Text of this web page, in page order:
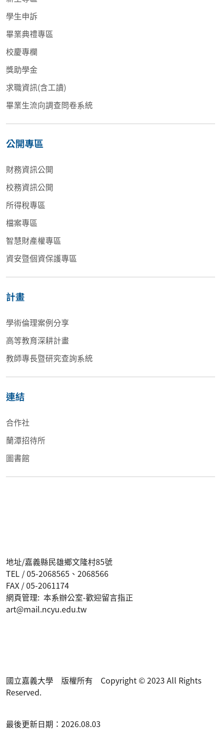
學生申訴
畢業典禮專區
校慶專欄
獎助學金
求職資訊(含工讀)
畢業生流向調查問卷系統
公開專區
財務資訊公開
校務資訊公開
所得稅專區
檔案專區
智慧財產權專區
資安暨個資保護專區
計畫
學術倫理案例分享
高等教育深耕計畫
教師專長暨研究查詢系統
連結
合作社
蘭潭招待所
圖書館
地址/嘉義縣民雄鄉文隆村85號
TEL / 05-2068565、2068566
FAX / 05-2061174
網頁管理: 本系辦公室-歡迎留言指正
art@mail.ncyu.edu.tw
國立嘉義大學 版權所有 Copyright © 2023 All Rights
Reserved.
最後更新日期：2026.08.03